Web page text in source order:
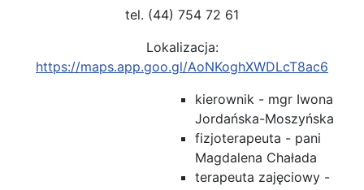
tel. (44) 754 72 61
Lokalizacja:
https://maps.app.goo.gl/AoNKoghXWDLcT8ac6
kierownik - mgr Iwona
Jordańska-Moszyńska
fizjoterapeuta - pani
Magdalena Chałada
terapeuta zajęciowy -